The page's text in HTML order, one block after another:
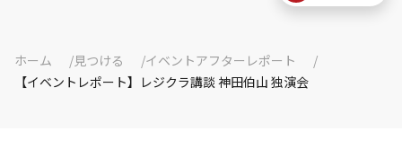
ホーム 見つける
イベントアフターレポート
【イベントレポート】レジクラ講談 神田伯山 独演会